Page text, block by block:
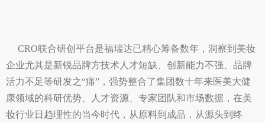
CRO联合研创平台是福瑞达已精心筹备数年，洞察到美妆
企业尤其是新锐品牌方技术人才短缺、创新能力不强、品牌
活力不足等研发之“痛”，强势整合了集团数十年来医美大健
康领域的科研优势、人才资源、专家团队和市场数据，在美
妆行业日趋理性的当今时代，从原料到成品，从源头到终